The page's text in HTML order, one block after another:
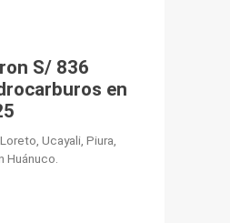
S/ 836
en
Ucayali, Piura,
Huánuco.